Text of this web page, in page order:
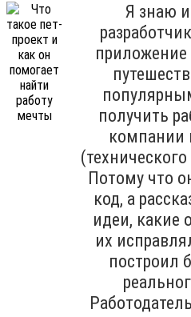
Я знаю
получить
компании
Потому что
код, а
идеи, какие
их
построил